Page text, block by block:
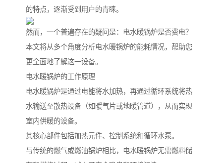
的特点，逐渐受到用户的青睐。
然而，一个普遍存在的疑问是：电水暖锅炉是否费电？
本文将从多个角度分析电水暖锅炉的能耗情况，帮助您
更全面地了解这一设备。
电水暖锅炉的工作原理
电水暖锅炉是通过电能将水加热，再通过循环系统将热
水输送至散热设备（如暖气片或地暖管道），从而实现
室内供暖的设备。
其核心部件包括加热元件、控制系统和循环水泵。
与传统的燃气或燃油锅炉相比，电水暖锅炉无需燃料储